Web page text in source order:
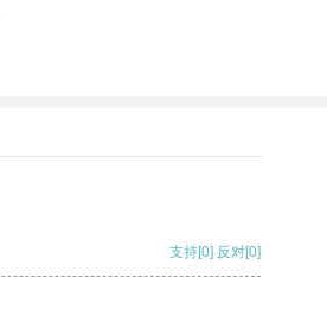
支持[0] 反对[0]